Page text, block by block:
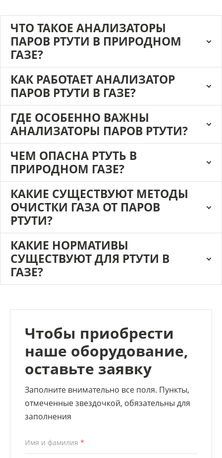
ЧТО ТАКОЕ АНАЛИЗАТОРЫ
ПАРОВ РТУТИ В ПРИРОДНОМ
ГАЗЕ?
КАК РАБОТАЕТ АНАЛИЗАТОР
ПАРОВ РТУТИ В ГАЗЕ?
ГДЕ ОСОБЕННО ВАЖНЫ
АНАЛИЗАТОРЫ ПАРОВ РТУТИ?
ЧЕМ ОПАСНА РТУТЬ В
ПРИРОДНОМ ГАЗЕ?
КАКИЕ СУЩЕСТВУЮТ МЕТОДЫ
ОЧИСТКИ ГАЗА ОТ ПАРОВ
РТУТИ?
КАКИЕ НОРМАТИВЫ
СУЩЕСТВУЮТ ДЛЯ РТУТИ В
ГАЗЕ?
Чтобы приобрести
наше оборудование,
оставьте заявку
Заполните внимательно все поля. Пункты,
отмеченные звездочкой, обязательны для
заполнения
Имя и фамилия *